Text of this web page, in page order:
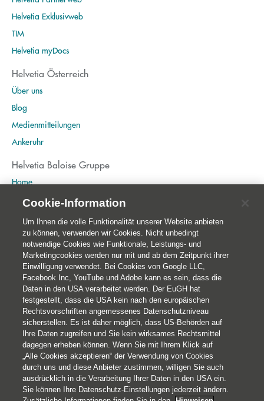
Helvetia Exklusivweb
TIM
Helvetia myDocs
Helvetia Österreich
Über uns
Blog
Medienmitteilungen
Ankeruhr
Helvetia Baloise Gruppe
Home
Publikationen
© 2026 Helvetia Versicherungen AG
Hoher Markt 10-11
1010 Wien
+43 50 222-1000
Cookie-Information
Um Ihnen die volle Funktionalität unserer Website anbieten
zu können, verwenden wir Cookies. Nicht unbedingt
notwendige Cookies wie Funktionale, Leistungs- und
Marketingcookies werden nur mit und ab dem Zeitpunkt ihrer
Einwilligung verwendet. Bei Cookies von Google LLC,
Facebook Inc, YouTube und Adobe kann es sein, dass die
Daten in den USA verarbeitet werden. Der EuGH hat
festgestellt, dass die USA kein nach den europäischen
Rechtsvorschriften angemessenes Datenschutzniveau
sicherstellen. Es ist daher möglich, dass US-Behörden auf
Ihre Daten zugreifen und Sie kein wirksames Rechtsmittel
dagegen erheben können. Wenn Sie mit Ihrem Klick auf
„Alle Cookies akzeptieren“ der Verwendung von Cookies
durch uns und diese Anbieter zustimmen, willigen Sie auch
ausdrücklich in die Verarbeitung Ihrer Daten in den USA ein.
Sie können Ihre Datenschutz-Einstellungen jederzeit ändern.